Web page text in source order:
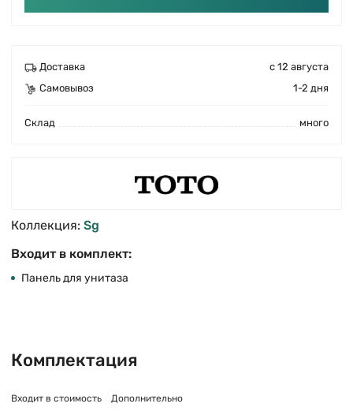
Доставка
с 12 августа
Самовывоз
1-2 дня
Cклад много
Коллекция: Sg
Входит в комплект:
Панель для унитаза
Комплектация
Входит в стоимость Дополнительно